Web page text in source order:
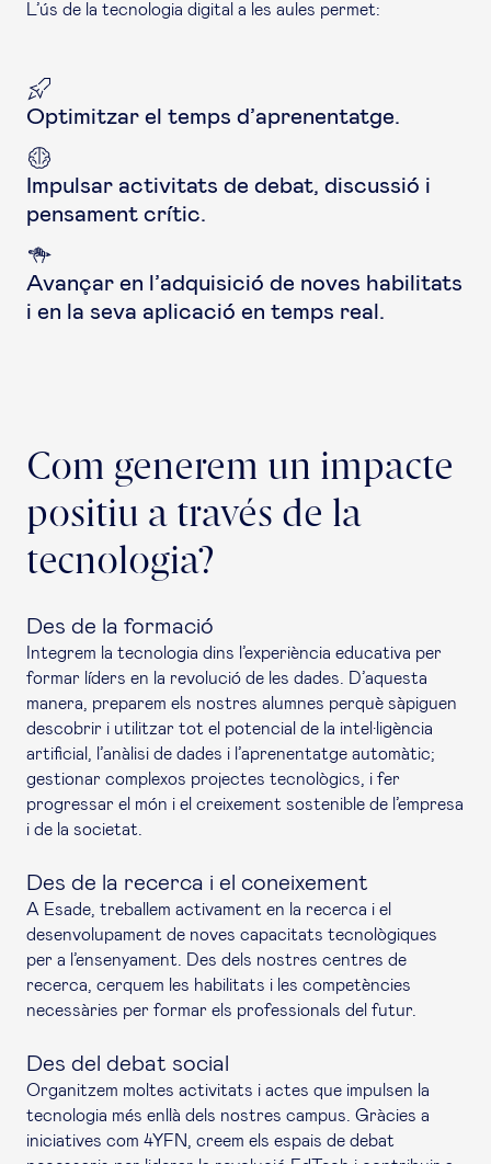
L’ús de la tecnologia digital a les aules permet:
Optimitzar el temps d’aprenentatge.
Impulsar activitats de debat, discussió i
pensament crític.
Avançar en l’adquisició de noves habilitats
i en la seva aplicació en temps real.
Com generem un impacte
positiu a través de la
tecnologia?
Des de la formació
Integrem la tecnologia dins l’experiència educativa per
formar líders en la revolució de les dades. D’aquesta
manera, preparem els nostres alumnes perquè sàpiguen
descobrir i utilitzar tot el potencial de la intel·ligència
artificial, l’anàlisi de dades i l’aprenentatge automàtic;
gestionar complexos projectes tecnològics, i fer
progressar el món i el creixement sostenible de l’empresa
i de la societat.
Des de la recerca i el coneixement
A Esade, treballem activament en la recerca i el
desenvolupament de noves capacitats tecnològiques
per a l’ensenyament. Des dels nostres centres de
recerca, cerquem les habilitats i les competències
necessàries per formar els professionals del futur.
Des del debat social
Organitzem moltes activitats i actes que impulsen la
tecnologia més enllà dels nostres campus. Gràcies a
iniciatives com 4YFN, creem els espais de debat